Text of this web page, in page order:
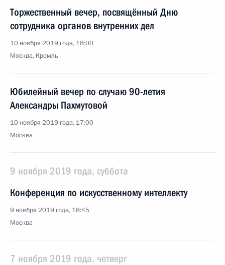
Торжественный вечер, посвящённый Дню
сотрудника органов внутренних дел
10 ноября 2019 года, 18:00
Москва, Кремль
Юбилейный вечер по случаю 90-летия
Александры Пахмутовой
10 ноября 2019 года, 17:00
Москва
9 ноября 2019 года, суббота
Конференция по искусственному интеллекту
9 ноября 2019 года, 18:45
Москва
7 ноября 2019 года, четверг